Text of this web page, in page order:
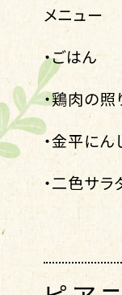
メニュー
・ごはん
・鶏肉の照
・金平にん
・二色サラ